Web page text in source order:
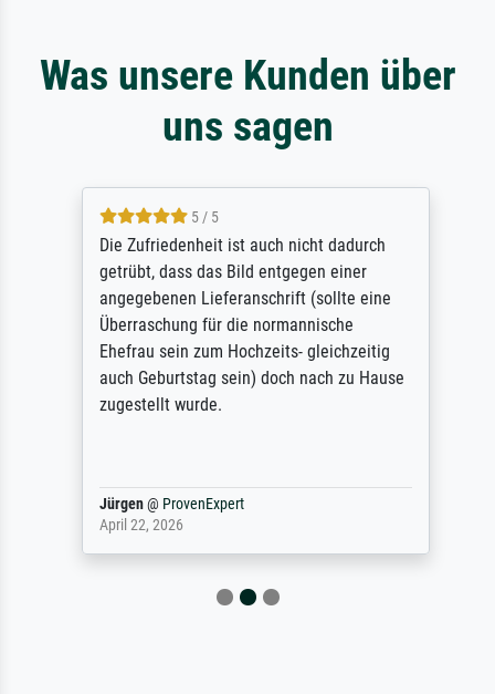
Was unsere Kunden über
uns sagen
5 / 5
Die Zufriedenheit ist auch nicht dadurch
getrübt, dass das Bild entgegen einer
angegebenen Lieferanschrift (sollte eine
Überraschung für die normannische
Ehefrau sein zum Hochzeits- gleichzeitig
auch Geburtstag sein) doch nach zu Hause
zugestellt wurde.
Jürgen@ProvenExpert
April 22, 2026